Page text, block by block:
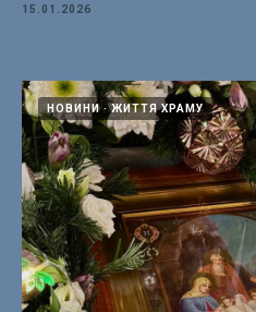
15.01.2026
НОВИНИ ЖИТТЯ ХРАМУ